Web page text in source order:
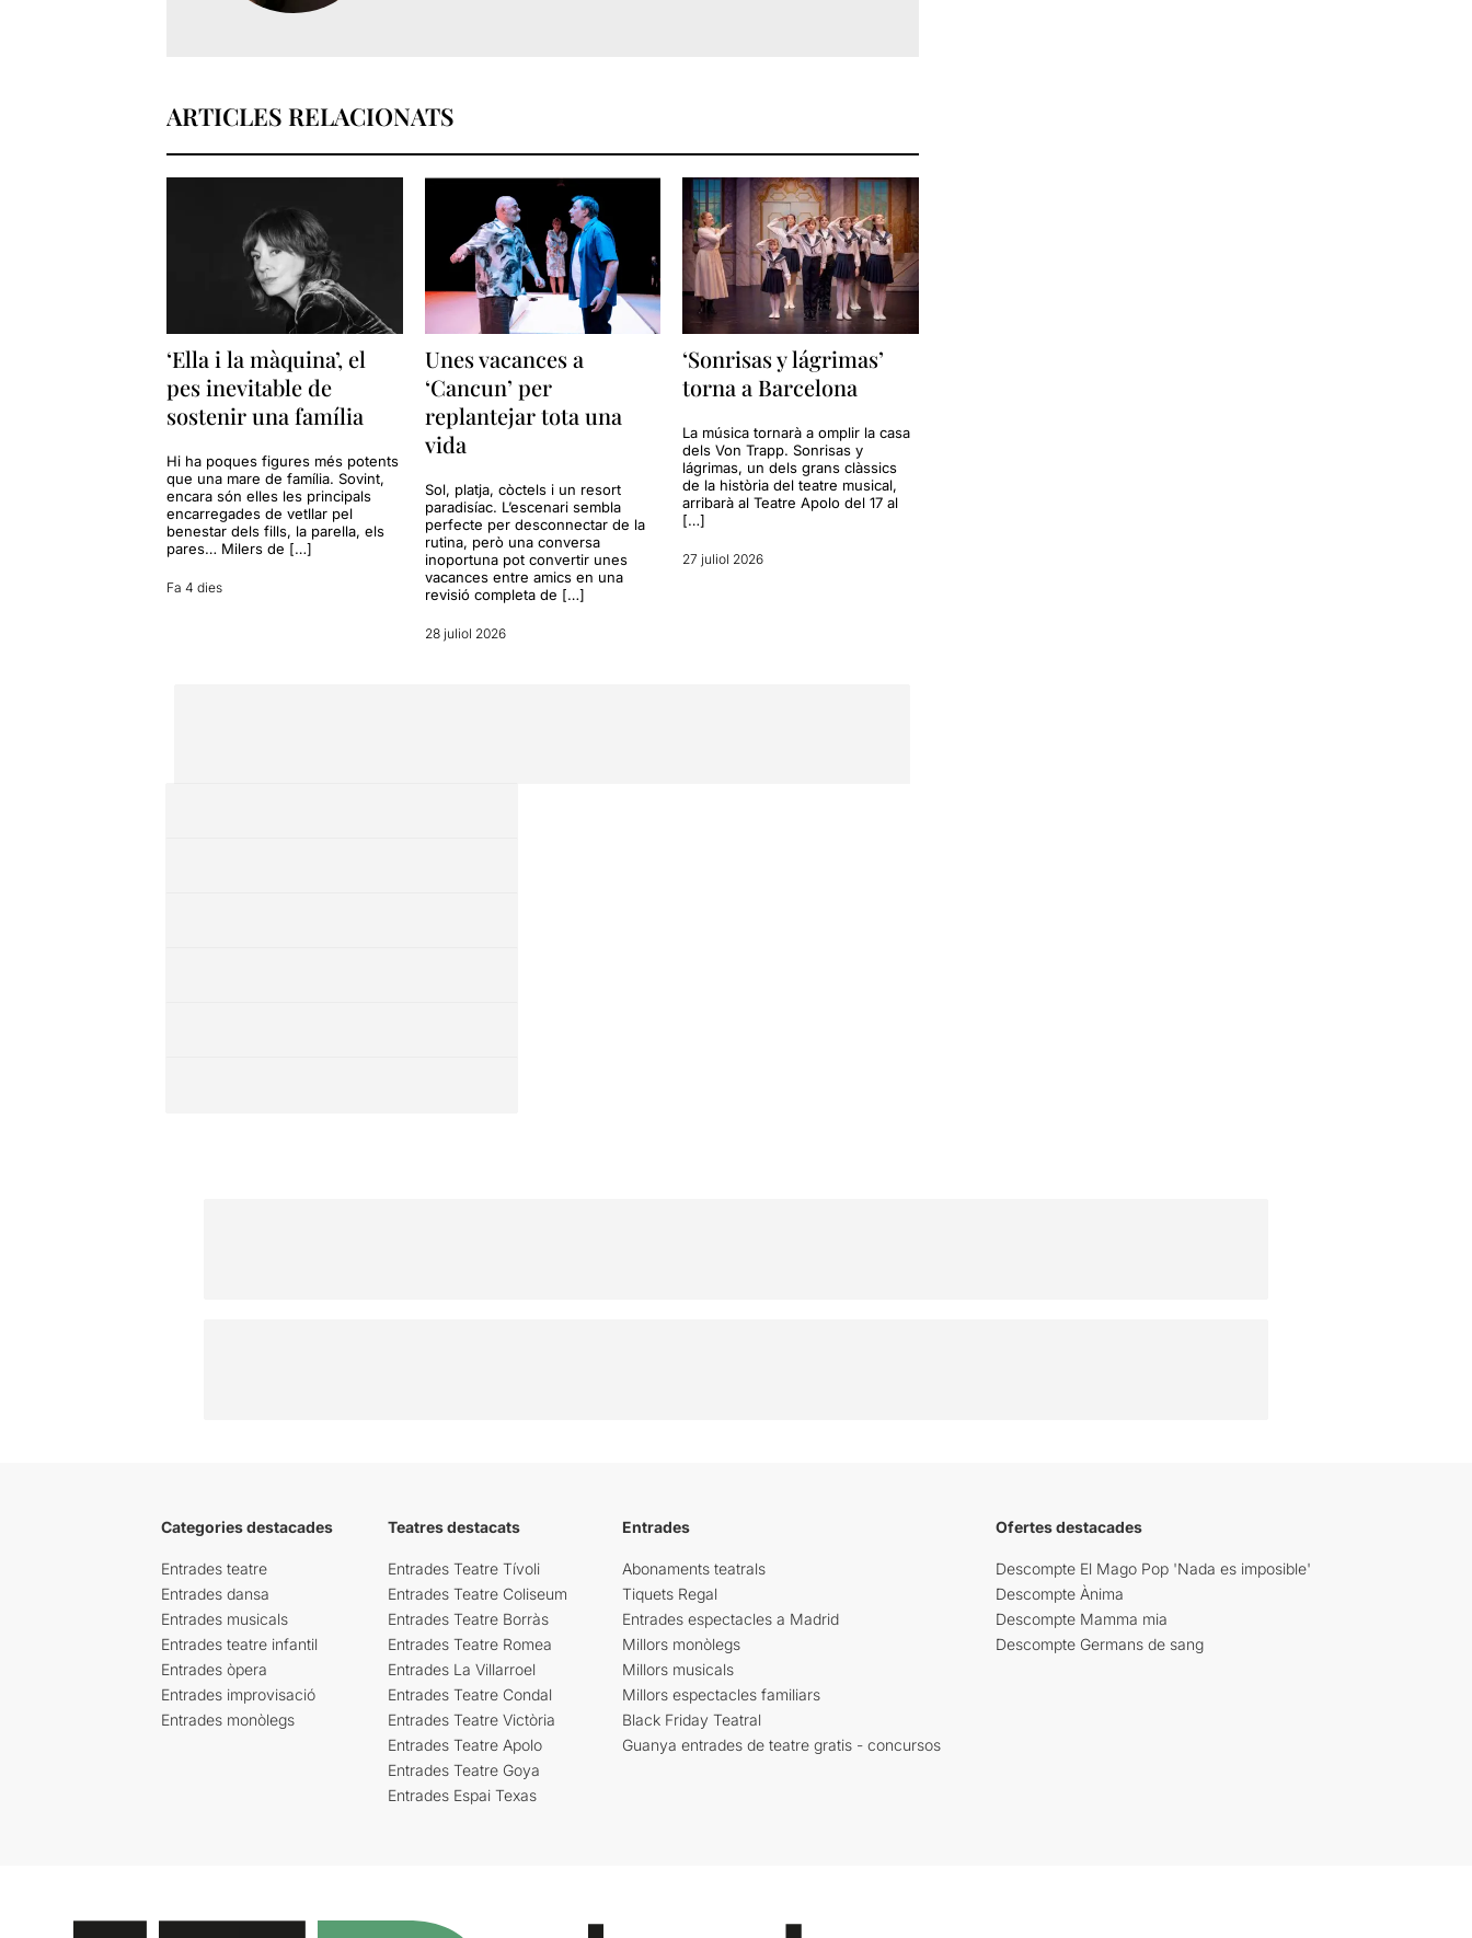
ARTICLES RELACIONATS
‘Ella i la màquina’, el
pes inevitable de
sostenir una família
Hi ha poques figures més potents
que una mare de família. Sovint,
encara són elles les principals
encarregades de vetllar pel
benestar dels fills, la parella, els
pares… Milers de […]
Fa 4 dies
Unes vacances a
‘Cancun’ per
replantejar tota una
vida
Sol, platja, còctels i un resort
paradisíac. L’escenari sembla
perfecte per desconnectar de la
rutina, però una conversa
inoportuna pot convertir unes
vacances entre amics en una
revisió completa de […]
28 juliol 2026
‘Sonrisas y lágrimas’
torna a Barcelona
La música tornarà a omplir la casa
dels Von Trapp. Sonrisas y
lágrimas, un dels grans clàssics
de la història del teatre musical,
arribarà al Teatre Apolo del 17 al
[…]
27 juliol 2026
Categories destacades
Entrades teatre
Entrades dansa
Entrades musicals
Entrades teatre infantil
Entrades òpera
Entrades improvisació
Entrades monòlegs
Teatres destacats
Entrades Teatre Tívoli
Entrades Teatre Coliseum
Entrades Teatre Borràs
Entrades Teatre Romea
Entrades La Villarroel
Entrades Teatre Condal
Entrades Teatre Victòria
Entrades Teatre Apolo
Entrades Teatre Goya
Entrades Espai Texas
Entrades
Abonaments teatrals
Tiquets Regal
Entrades espectacles a Madrid
Millors monòlegs
Millors musicals
Millors espectacles familiars
Black Friday Teatral
Guanya entrades de teatre gratis - concursos
Ofertes destacades
Descompte El Mago Pop 'Nada es imposible'
Descompte Ànima
Descompte Mamma mia
Descompte Germans de sang